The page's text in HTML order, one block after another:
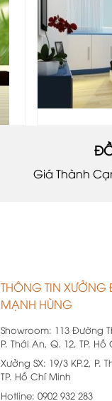
Giá Thành
THÔNG TIN
MẠNH HÙNG
Showroom: 113 Đường
P. Thới An, Q. 12, TP. Hồ
Xưởng SX: 19/3 KP.2, P.
TP. Hồ Chí Minh
Hotline: 0902 932 283